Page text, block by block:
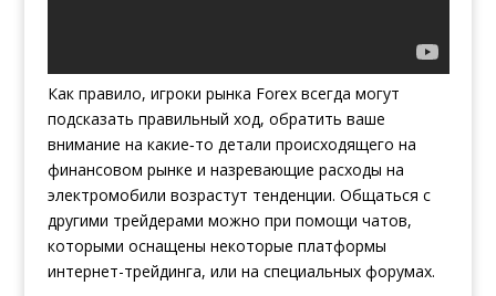
Как правило, игроки рынка Forex всегда могут
подсказать правильный ход, обратить ваше
внимание на какие‑то детали происходящего на
финансовом рынке и назревающие расходы на
электромобили возрастут тенденции. Общаться с
другими трейдерами можно при помощи чатов,
которыми оснащены некоторые платформы
интернет-трейдинга, или на специальных форумах.